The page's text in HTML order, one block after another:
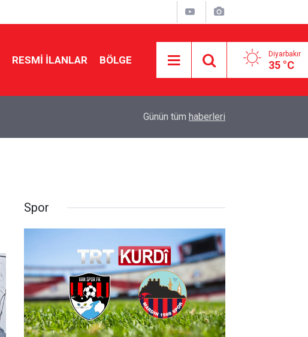
RESMI İLANLAR BÖLGE Diyarbakır
35 °C
Metiner’den Demirtaş açıklaması: AK Parti
Günün tüm haberleri
Spor